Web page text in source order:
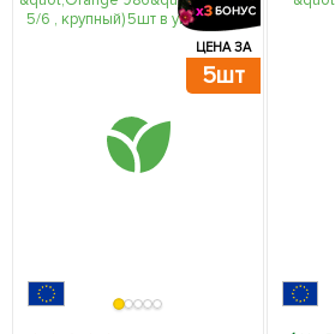
ЦЕНА ЗА
5шт